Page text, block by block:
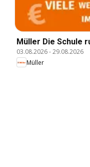
Müller Die Schule
03.08.2026-29.08.2026
Müller